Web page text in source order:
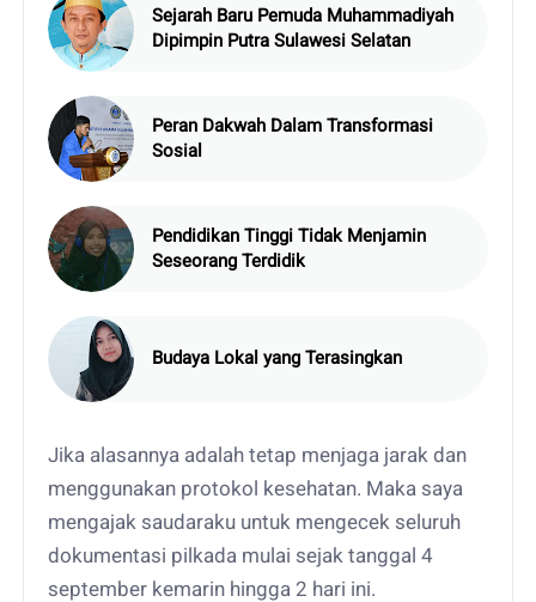
Sejarah Baru Pemuda Muhammadiyah
Dipimpin Putra Sulawesi Selatan
Peran Dakwah Dalam Transformasi
Sosial
Pendidikan Tinggi Tidak Menjamin
Seseorang Terdidik
Budaya Lokal yang Terasingkan
Jika alasannya adalah tetap menjaga jarak dan
menggunakan protokol kesehatan. Maka saya
mengajak saudaraku untuk mengecek seluruh
dokumentasi pilkada mulai sejak tanggal 4
september kemarin hingga 2 hari ini.